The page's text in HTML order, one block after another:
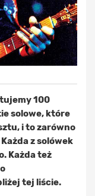
100
solowe, które
i to zarówno
z solówek
Każda też
tej liście.